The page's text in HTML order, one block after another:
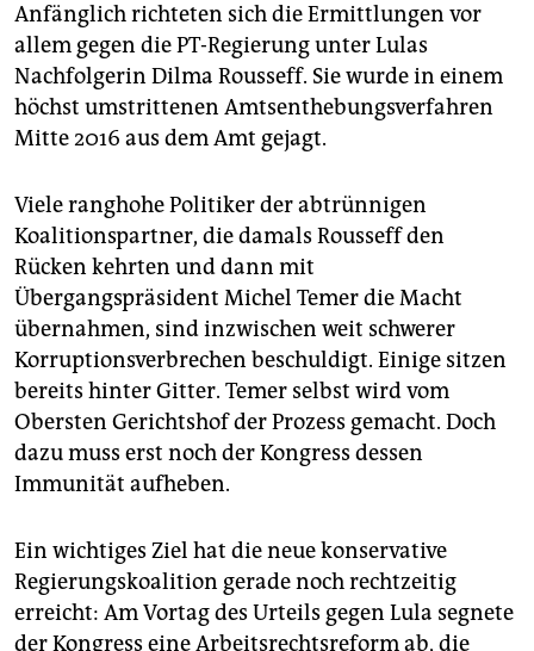
Anfänglich richteten sich die Ermittlungen vor
allem gegen die PT-Regierung unter Lulas
Nachfolgerin Dilma Rousseff. Sie wurde in einem
höchst umstrittenen Amtsenthebungsverfahren
Mitte 2016 aus dem Amt gejagt.
Viele ranghohe Politiker der abtrünnigen
Koalitionspartner, die damals Rousseff den
Rücken kehrten und dann mit
Übergangspräsident Michel Temer die Macht
übernahmen, sind inzwischen weit schwerer
Korruptionsverbrechen beschuldigt. Einige sitzen
bereits hinter Gitter. Temer selbst wird vom
Obersten Gerichtshof der Prozess gemacht. Doch
dazu muss erst noch der Kongress dessen
Immunität aufheben.
Ein wichtiges Ziel hat die neue konservative
Regierungskoalition gerade noch rechtzeitig
erreicht: Am Vortag des Urteils gegen Lula segnete
der Kongress eine Arbeitsrechtsreform ab, die